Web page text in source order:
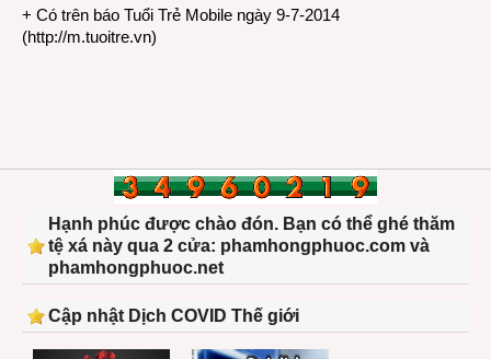
+ Có trên báo Tuổi Trẻ Mobile ngày 9-7-2014
(http://m.tuoitre.vn)
Hạnh phúc được chào đón. Bạn có thể ghé thăm
tệ xá này qua 2 cửa: phamhongphuoc.com và
phamhongphuoc.net
Cập nhật Dịch COVID Thế giới